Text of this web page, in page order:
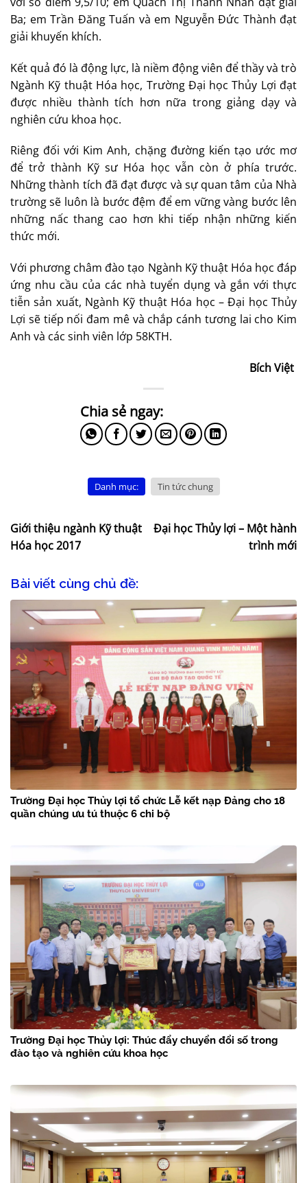
Ba; em Trần Đăng Tuấn và em Nguyễn Đức Thành đạt
giải khuyến khích.
Kết quả đó là động lực, là niềm động viên để thầy và trò
Ngành Kỹ thuật Hóa học, Trường Đại học Thủy Lợi đạt
được nhiều thành tích hơn nữa trong giảng dạy và
nghiên cứu khoa học.
Riêng đối với Kim Anh, chặng đường kiến tạo ước mơ
để trở thành Kỹ sư Hóa học vẫn còn ở phía trước.
Những thành tích đã đạt được và sự quan tâm của Nhà
trường sẽ luôn là bước đệm để em vững vàng bước lên
những nấc thang cao hơn khi tiếp nhận những kiến
thức mới.
Với phương châm đào tạo Ngành Kỹ thuật Hóa học đáp
ứng nhu cầu của các nhà tuyển dụng và gắn với thực
tiễn sản xuất, Ngành Kỹ thuật Hóa học – Đại học Thủy
Lợi sẽ tiếp nối đam mê và chắp cánh tương lai cho Kim
Anh và các sinh viên lớp 58KTH.
Bích Việt
Danh mục: Tin tức chung
Giới thiệu ngành Kỹ thuật
Hóa học 2017
Đại học Thủy lợi – Một hành
trình mới
Bài viết cùng chủ đề:
Trường Đại học Thủy lợi tổ chức Lễ kết nạp Đảng cho 18
quần chúng ưu tú thuộc 6 chi bộ
Trường Đại học Thủy lợi: Thúc đẩy chuyển đổi số trong
đào tạo và nghiên cứu khoa học